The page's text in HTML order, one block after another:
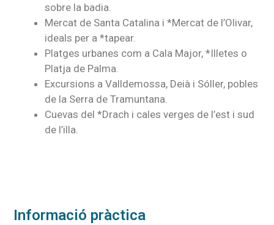
sobre la badia.
Mercat de Santa Catalina i *Mercat de l’Olivar,
ideals per a *tapear.
Platges urbanes com a Cala Major, *Illetes o
Platja de Palma.
Excursions a Valldemossa, Deià i Sóller, pobles
de la Serra de Tramuntana.
Cuevas del *Drach i cales verges de l’est i sud
de l’illa.
Informació pràctica